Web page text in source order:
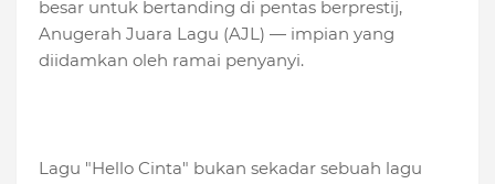
besar untuk bertanding di pentas berprestij,
Anugerah Juara Lagu (AJL) — impian yang
diidamkan oleh ramai penyanyi.
Lagu "Hello Cinta" bukan sekadar sebuah lagu